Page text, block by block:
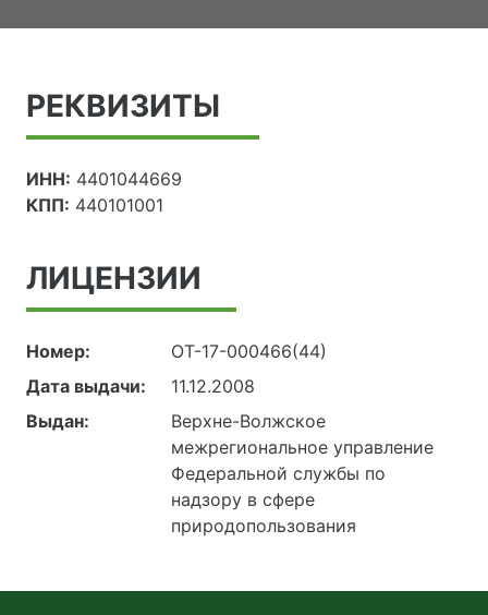
РЕКВИЗИТЫ
ИНН: 4401044669
КПП: 440101001
ЛИЦЕНЗИИ
Номер:
ОТ-17-000466(44)
Дата выдачи:
11.12.2008
Выдан:
Верхне-Волжское
межрегиональное управление
Федеральной службы по
надзору в сфере
природопользования